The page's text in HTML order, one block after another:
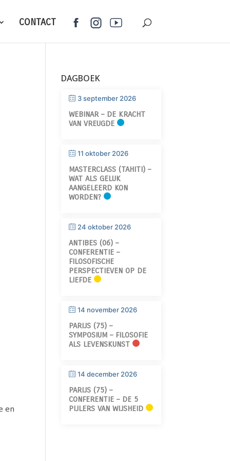
CONTACT
en
DAGBOEK
3 september 2026
WEBINAR – DE KRACHT
VAN VREUGDE
11 oktober 2026
MASTERCLASS (TAHITI) –
WAT ALS GELUK
AANGELEERD KON
WORDEN?
24 oktober 2026
ANTIBES (06) –
CONFERENTIE –
FILOSOFISCHE
PERSPECTIEVEN OP DE
LIEFDE
14 november 2026
PARIJS (75) –
SYMPOSIUM – FILOSOFIE
ALS LEVENSKUNST
14 december 2026
PARIJS (75) –
CONFERENTIE – DE 5
PIJLERS VAN WIJSHEID